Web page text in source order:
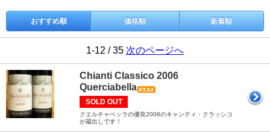
おすすめ順 価格順 新着順
1-12 / 35 次のページへ
Chianti Classico 2006
Querciabella
SOLD OUT
クエルチャベッラの優良2006のキャンティ・クラッシコ
が蔵出しです！